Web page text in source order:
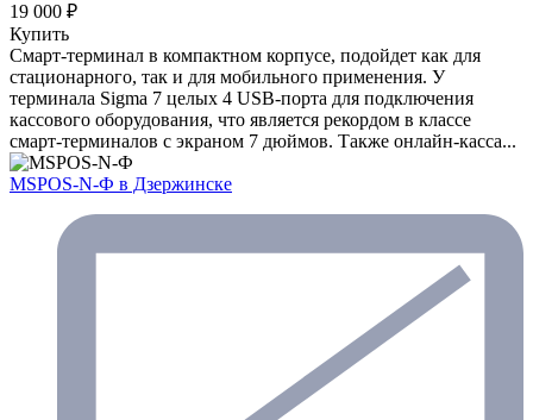
19 000 ₽
Купить
Смарт-терминал в компактном корпусе, подойдет как для
стационарного, так и для мобильного применения. У
терминала Sigma 7 целых 4 USB-порта для подключения
кассового оборудования, что является рекордом в классе
смарт-терминалов с экраном 7 дюймов. Также онлайн-касса...
MSPOS-N-Ф в Дзержинске